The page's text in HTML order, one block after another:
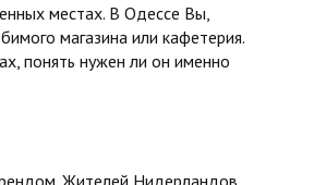
местах. В Одессе Вы,
магазина или кафетерия.
понять нужен ли он именно
Жителей Нидерландов